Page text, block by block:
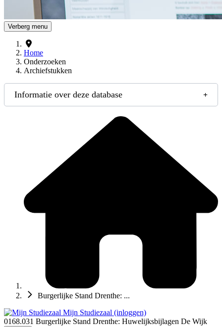
Verberg menu
Home
Onderzoeken
Archiefstukken
Informatie over deze database
Burgerlijke Stand Drenthe: ...
Mijn Studiezaal (inloggen)
0168.031 Burgerlijke Stand Drenthe: Huwelijksbijlagen De Wijk